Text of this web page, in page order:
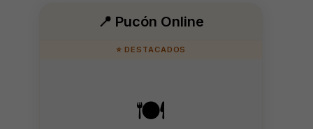
📍 Pucón Online
⭐ DESTACADOS
🍽️